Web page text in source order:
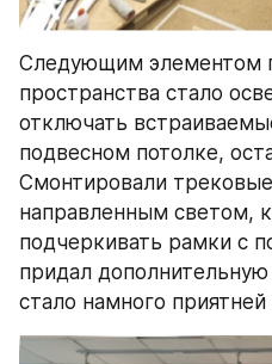
Следующим элементом
пространства стало
отключать
подвесном потолке,
Смонтировали
направленным светом,
подчеркивать рамки с
придал
стало намного